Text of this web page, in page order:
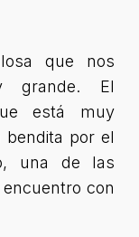
que nos
grande. El
está muy
bendita por el
una de las
con